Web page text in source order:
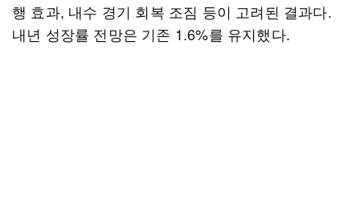
행 효과, 내수 경기 회복 조짐 등이 고려된 결과다.
내년 성장률 전망은 기존 1.6%를 유지했다.